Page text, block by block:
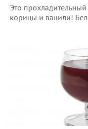
Это
корицы и ванили!